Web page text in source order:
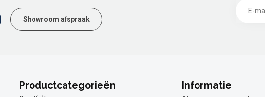
Showroom afspraak
Productcategorieën Informatie